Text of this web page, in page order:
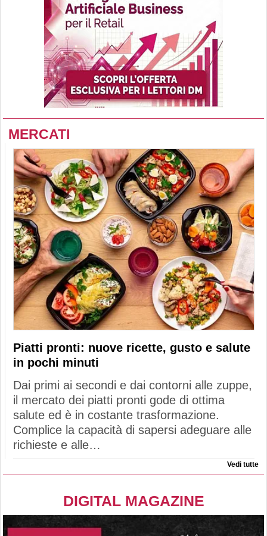
MERCATI
Piatti pronti: nuove ricette, gusto e salute
in pochi minuti
Dai primi ai secondi e dai contorni alle zuppe,
il mercato dei piatti pronti gode di ottima
salute ed è in costante trasformazione.
Complice la capacità di sapersi adeguare alle
richieste e alle…
Vedi tutte
DIGITAL MAGAZINE